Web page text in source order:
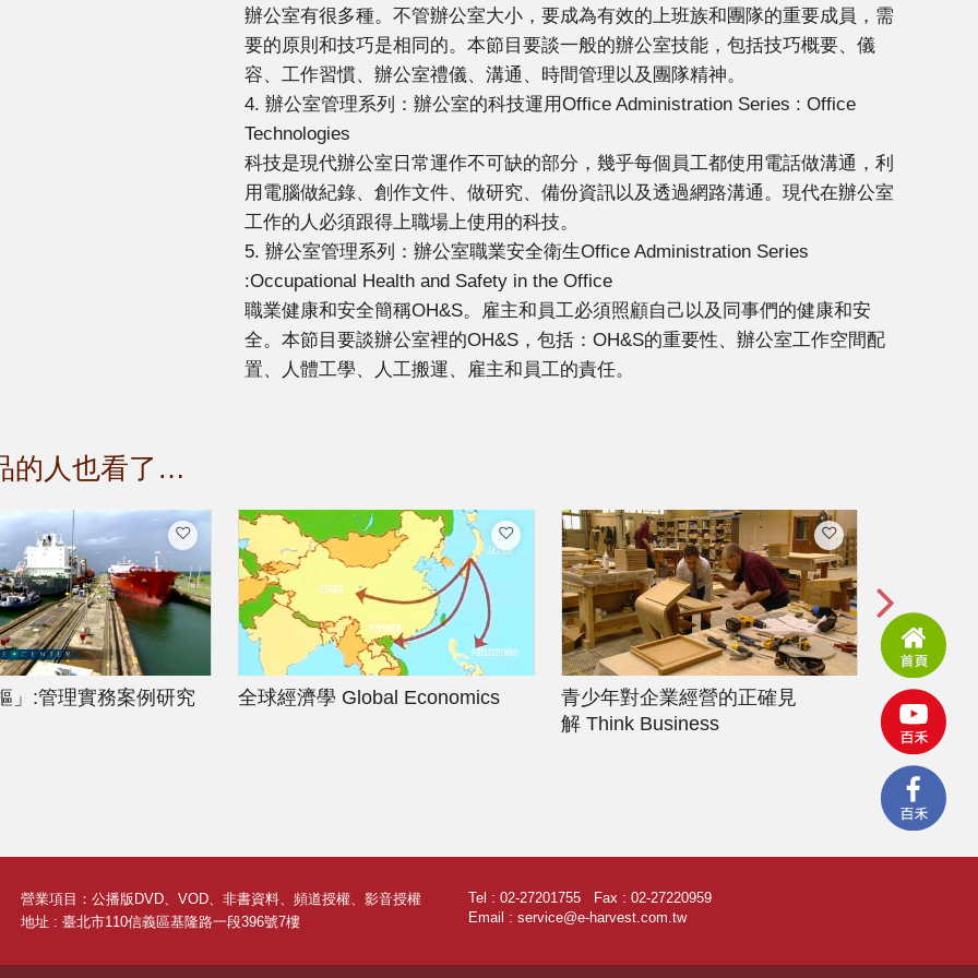
辦公室有很多種。不管辦公室大小，要成為有效的上班族和團隊的重要成員，需
要的原則和技巧是相同的。本節目要談一般的辦公室技能，包括技巧概要、儀
容、工作習慣、辦公室禮儀、溝通、時間管理以及團隊精神。
4. 辦公室管理系列：辦公室的科技運用Office Administration Series : Office
Technologies
科技是現代辦公室日常運作不可缺的部分，幾乎每個員工都使用電話做溝通，利
用電腦做紀錄、創作文件、做研究、備份資訊以及透過網路溝通。現代在辦公室
工作的人必須跟得上職場上使用的科技。
5. 辦公室管理系列：辦公室職業安全衛生Office Administration Series
:Occupational Health and Safety in the Office
職業健康和安全簡稱OH&S。雇主和員工必須照顧自己以及同事們的健康和安
全。本節目要談辦公室裡的OH&S，包括：OH&S的重要性、辦公室工作空間配
置、人體工學、人工搬運、雇主和員工的責任。
的人也看了…
」:管理實務案例研究 全球經濟學 Global Economics
青少年對企業經營的正確見
解 Think Business
高峰會
營業項目：公播版DVD、VOD、非書資料、頻道授權、影音授權
地址 : 臺北市110信義區基隆路一段396號7樓
Tel : 02-27201755 Fax : 02-27220959
Email : service@e-harvest.com.tw